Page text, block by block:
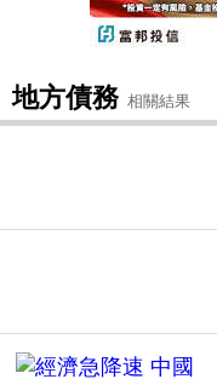
地方債務 相關結果